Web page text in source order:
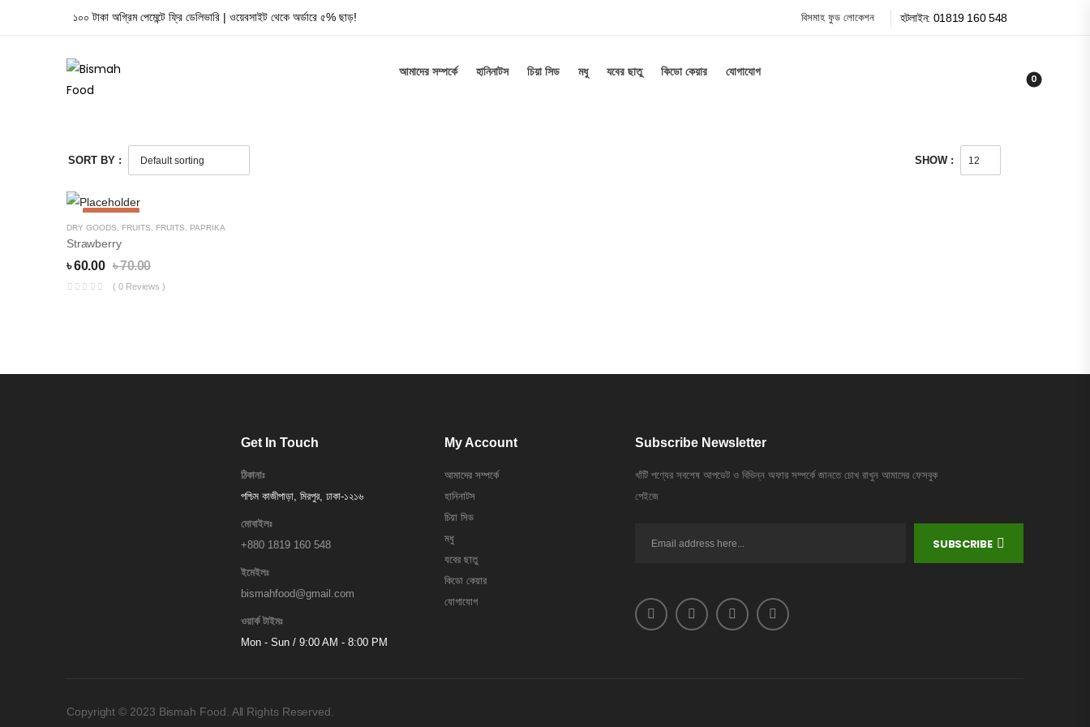
১০০ টাকা অগ্রিম পেমেন্টে ফ্রি ডেলিভারি | ওয়েবসাইট থেকে অর্ডারে ৫% ছাড়! বিসমাহ ফুড লোকেশন হটলাইন: 01819 160 548
আমাদের সম্পর্কে হানিনাটস চিয়া সিড মধু যবের ছাতু কিডো কেয়ার যোগাযোগ
0
SORT BY : SHOW :
14% OFF
DRY GOODS FRUITS FRUITS PAPRIKA
Strawberry
৳60.00 ৳70.00
( 0 Reviews )
Get In Touch
মোবাইলঃ
+880 1819 160 548
ইমেইলঃ
bismahfood@gmail.com
ঠিকানাঃ
পশ্চিম কাজীপাড়া, মিরপুর, ঢাকা-১২১৬
ওয়ার্ক টাইমঃ
Mon - Sun / 9:00 AM - 8:00 PM
My Account
আমাদের সম্পর্কে
হানিনাটস
চিয়া সিড
মধু
যবের ছাতু
কিডো কেয়ার
যোগাযোগ
Subscribe Newsletter
খাঁটি পণ্যের সবশেষ আপডেট ও বিভিন্ন অফার সম্পর্কে জানতে চোখ রাখুন আমাদের ফেসবুক
পেইজে
SUBSCRIBE
Copyright © 2023 Bismah Food. All Rights Reserved.